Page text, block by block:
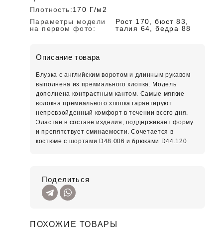
Плотность:170 Г/м2
Параметры модели
на первом фото:
Рост 170, бюст 83,
талия 64, бедра 88
Описание товара
Блузка с английским воротом и длинным рукавом
выполнена из премиального хлопка. Модель
дополнена контрастным кантом. Самые мягкие
волокна премиального хлопка гарантируют
непревзойденный комфорт в течении всего дня.
Эластан в составе изделия, поддерживает форму
и препятствует сминаемости. Сочетается в
костюме с шортами D48.006 и брюками D44.120
Поделиться
ПОХОЖИЕ ТОВАРЫ